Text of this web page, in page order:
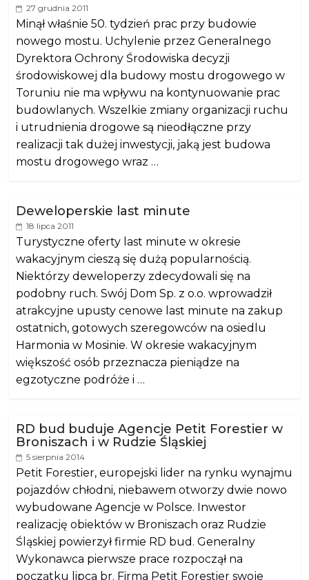
27 grudnia 2011
Minął właśnie 50. tydzień prac przy budowie
nowego mostu. Uchylenie przez Generalnego
Dyrektora Ochrony Środowiska decyzji
środowiskowej dla budowy mostu drogowego w
Toruniu nie ma wpływu na kontynuowanie prac
budowlanych. Wszelkie zmiany organizacji ruchu
i utrudnienia drogowe są nieodłączne przy
realizacji tak dużej inwestycji, jaką jest budowa
mostu drogowego wraz …
Deweloperskie last minute
18 lipca 2011
Turystyczne oferty last minute w okresie
wakacyjnym cieszą się dużą popularnością.
Niektórzy deweloperzy zdecydowali się na
podobny ruch. Swój Dom Sp. z o.o. wprowadził
atrakcyjne upusty cenowe last minute na zakup
ostatnich, gotowych szeregowców na osiedlu
Harmonia w Mosinie. W okresie wakacyjnym
większość osób przeznacza pieniądze na
egzotyczne podróże i …
RD bud buduje Agencje Petit Forestier w
Broniszach i w Rudzie Śląskiej
5 sierpnia 2014
Petit Forestier, europejski lider na rynku wynajmu
pojazdów chłodni, niebawem otworzy dwie nowo
wybudowane Agencje w Polsce. Inwestor
realizację obiektów w Broniszach oraz Rudzie
Śląskiej powierzył firmie RD bud. Generalny
Wykonawca pierwsze prace rozpoczął na
początku lipca br. Firma Petit Forestier swoje